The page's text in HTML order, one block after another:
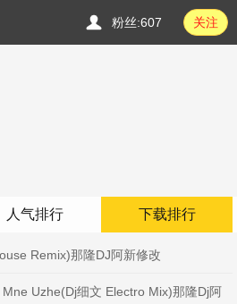
关注
粉丝:607
人气排行 下载排行
Remix)那隆DJ阿新修改
Uzhe(Dj细文 Electro Mix)那隆Dj阿